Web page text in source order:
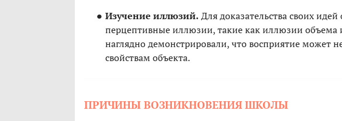
Изучение иллюзий. Для доказательства своих
перцептивные иллюзии, такие как иллюзии
наглядно демонстрировали, что восприятие может
свойствам объекта.
ПРИЧИНЫ ВОЗНИКНОВЕНИЯ ШКОЛЫ